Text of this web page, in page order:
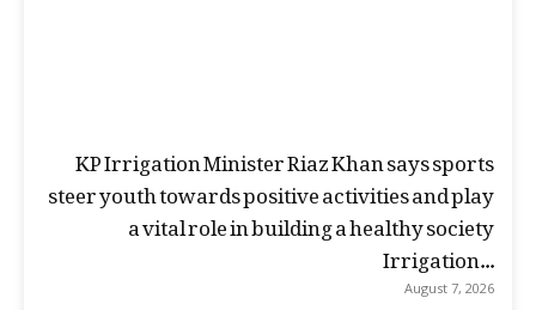
KP Irrigation Minister Riaz Khan says sports
steer youth towards positive activities and play
a vital role in building a healthy society
Irrigation...
August 7, 2026